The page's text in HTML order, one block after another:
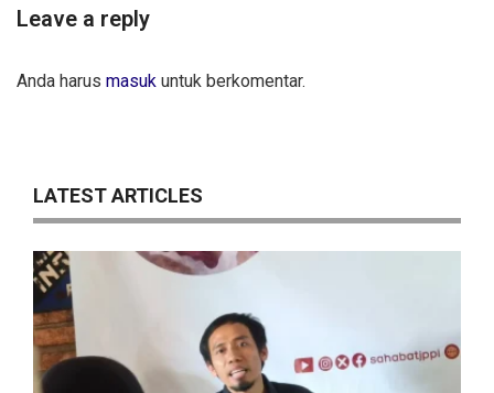
Leave a reply
Anda harus masuk untuk berkomentar.
LATEST ARTICLES